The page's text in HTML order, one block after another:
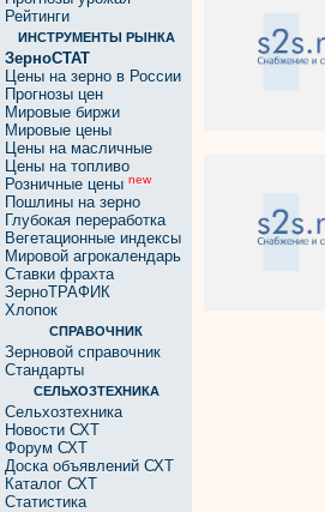
Рейтинги
ИНСТРУМЕНТЫ РЫНКА
ЗерноСТАТ
Цены на зерно в России
Прогнозы цен
Мировые биржи
Мировые цены
Цены на масличные
Цены на топливо
Розничные цены new
Пошлины на зерно
Глубокая переработка
Вегетационные индексы
Мировой агрокалендарь
Ставки фрахта
ЗерноТРАФИК
Хлопок
СПРАВОЧНИК
Зерновой справочник
Стандарты
СЕЛЬХОЗТЕХНИКА
Сельхозтехника
Новости СХТ
Форум СХТ
Доска объявлений СХТ
Каталог СХТ
Статистика